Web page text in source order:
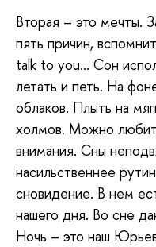
Вторая – это мечты.
пять причин,
talk to you... Сон
летать и петь. На
облаков. Плыть на
холмов. Можно
внимания. Сны
насильственнее
сновидение. В нем
нашего дня. Во сне
Ночь – это наш